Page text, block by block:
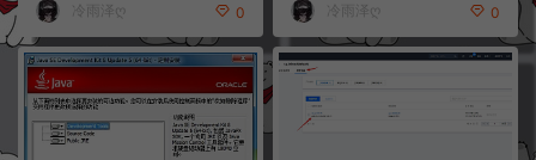
冷雨泽ღ 0 冷雨泽ღ 0